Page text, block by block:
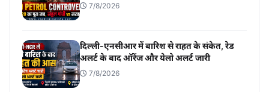
7/8/2026
दिल्ली-एनसीआर में बारिश से राहत के संकेत, रेड
अलर्ट के बाद ऑरेंज और येलो अलर्ट जारी
7/8/2026